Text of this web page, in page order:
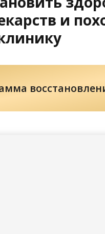
вопросы?
в службу заботы